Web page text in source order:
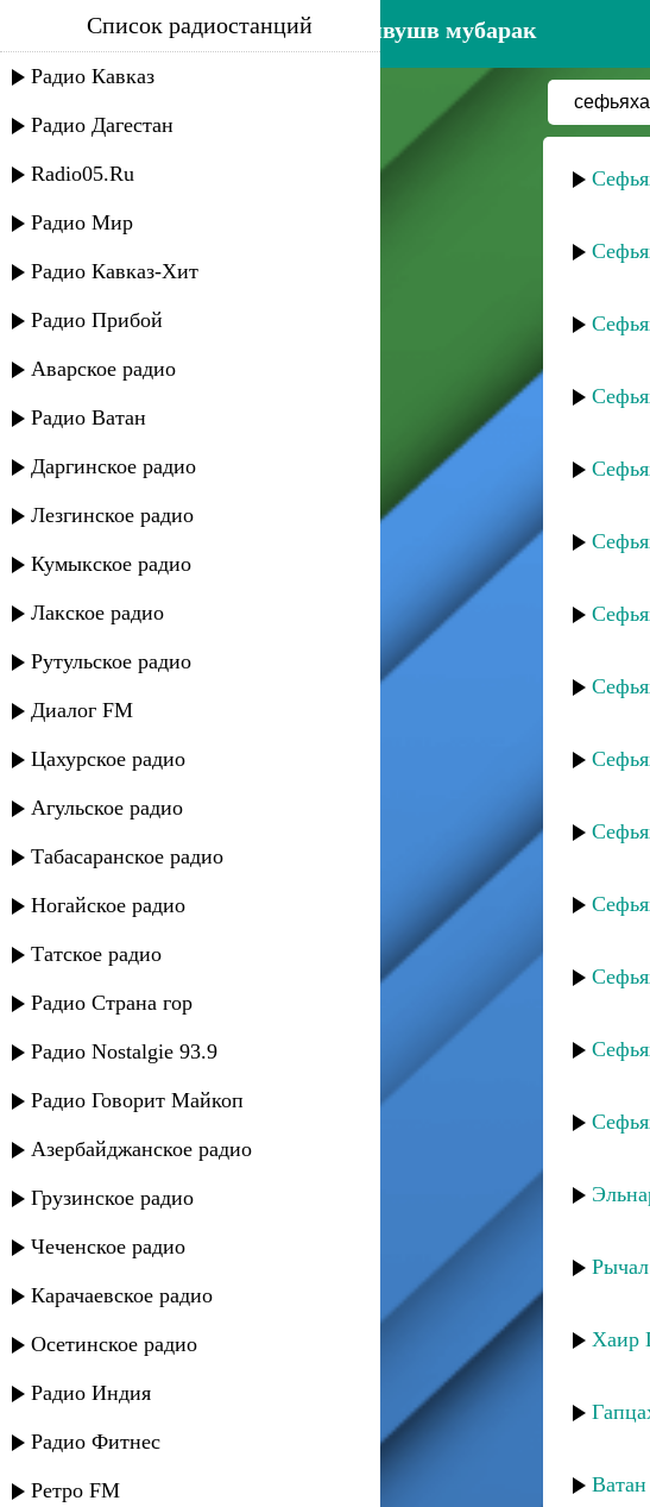
сефьяханум муртазаева - швушв мубарак
Список радиостанций
Радио Кавказ
Радио Дагестан
Radio05.Ru
Радио Мир
Радио Кавказ-Хит
Радио Прибой
Аварское радио
Радио Ватан
Даргинское радио
Лезгинское радио
Кумыкское радио
Лакское радио
Рутульское радио
Диалог FM
Цахурское радио
Агульское радио
Табасаранское радио
Ногайское радио
Татское радио
Радио Страна гор
Радио Nostalgie 93.9
Радио Говорит Майкоп
Азербайджанское радио
Грузинское радио
Чеченское радио
Карачаевское радио
Осетинское радио
Радио Индия
Радио Фитнес
Ретро FM
Хаир